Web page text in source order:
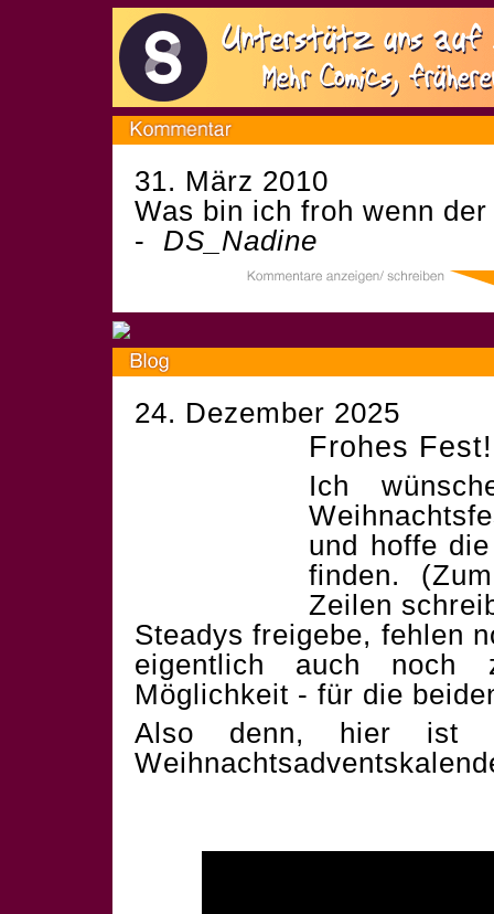
31. März 2010
Was bin ich froh wenn
- DS_Nadine
24. Dezember 2025
Frohes Fest!
Ich
und hoffe
finden.
Zeilen
Steadys freigebe, fehlen
eigentlich auch noch
Möglichkeit - für die
Also denn, hier ist